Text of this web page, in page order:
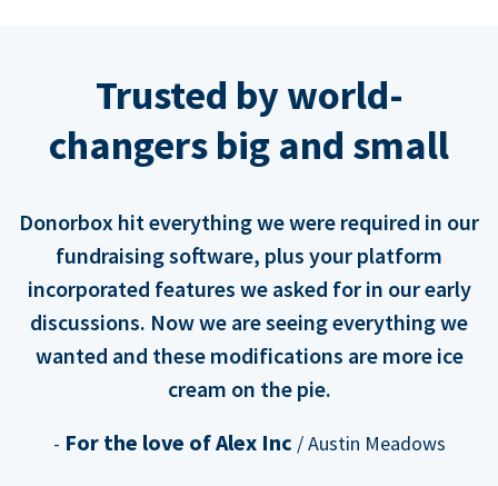
Trusted by world-
changers big and small
Donorbox hit everything we were required in our
fundraising software, plus your platform
incorporated features we asked for in our early
discussions. Now we are seeing everything we
wanted and these modifications are more ice
cream on the pie.
- For the love of Alex Inc / Austin Meadows